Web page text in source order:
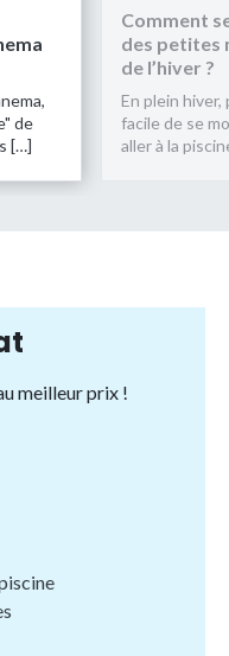
de
[…]
Comment
des petites
de l’hiver ?
En plein
facile de se
aller à la
meilleur prix !